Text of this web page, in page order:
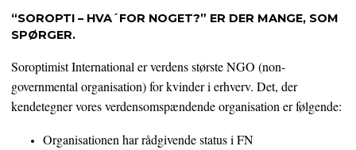
“SOROPTI – HVA´FOR NOGET?” ER DER MANGE, SOM
SPØRGER.
Soroptimist International er verdens største NGO (non-
governmental organisation) for kvinder i erhverv. Det, der
kendetegner vores verdensomspændende organisation er følgende:
Organisationen har rådgivende status i FN